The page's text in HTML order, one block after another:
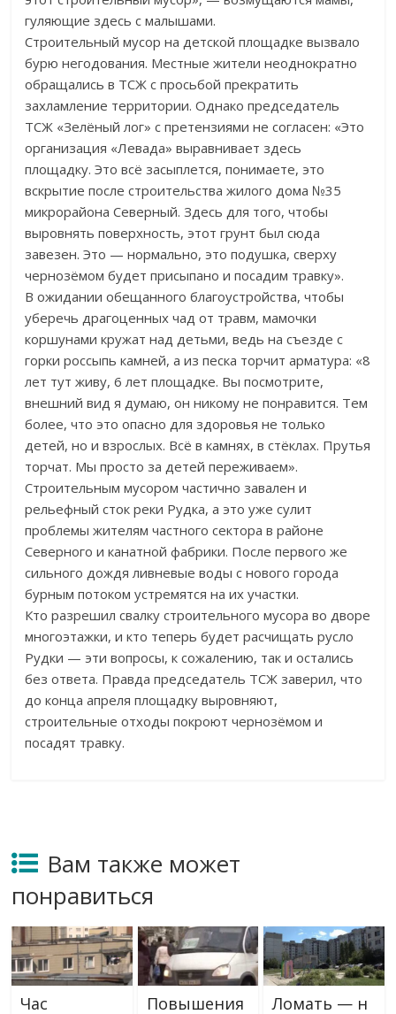
гуляющие здесь с малышами.
Строительный мусор на детской площадке вызвало
бурю негодования. Местные жители неоднократно
обращались в ТСЖ с просьбой прекратить
захламление территории. Однако председатель
ТСЖ «Зелёный лог» с претензиями не согласен: «Это
организация «Левада» выравнивает здесь
площадку. Это всё засыплется, понимаете, это
вскрытие после строительства жилого дома №35
микрорайона Северный. Здесь для того, чтобы
выровнять поверхность, этот грунт был сюда
завезен. Это — нормально, это подушка, сверху
чернозёмом будет присыпано и посадим травку».
В ожидании обещанного благоустройства, чтобы
уберечь драгоценных чад от травм, мамочки
коршунами кружат над детьми, ведь на съезде с
горки россыпь камней, а из песка торчит арматура: «8
лет тут живу, 6 лет площадке. Вы посмотрите,
внешний вид я думаю, он никому не понравится. Тем
более, что это опасно для здоровья не только
детей, но и взрослых. Всё в камнях, в стёклах. Прутья
торчат. Мы просто за детей переживаем».
Строительным мусором частично завален и
рельефный сток реки Рудка, а это уже сулит
проблемы жителям частного сектора в районе
Северного и канатной фабрики. После первого же
сильного дождя ливневые воды с нового города
бурным потоком устремятся на их участки.
Кто разрешил свалку строительного мусора во дворе
многоэтажки, и кто теперь будет расчищать русло
Рудки — эти вопросы, к сожалению, так и остались
без ответа. Правда председатель ТСЖ заверил, что
до конца апреля площадку выровняют,
строительные отходы покроют чернозёмом и
посадят травку.
Вам также может
понравиться
Час
Повышения
Ломать — н